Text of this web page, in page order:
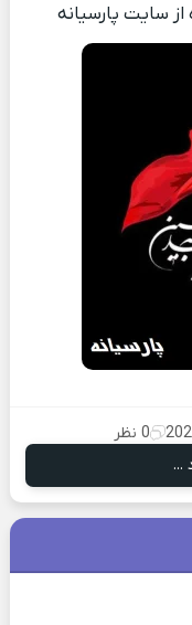
سایت پارسیانه
0 نظر
...